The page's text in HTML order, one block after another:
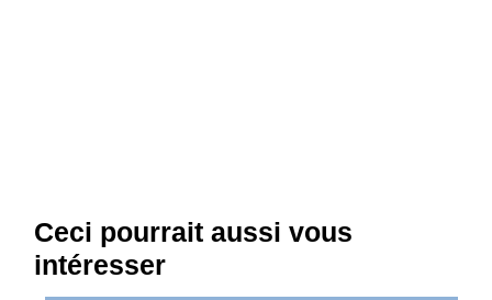
Ceci pourrait aussi vous
intéresser